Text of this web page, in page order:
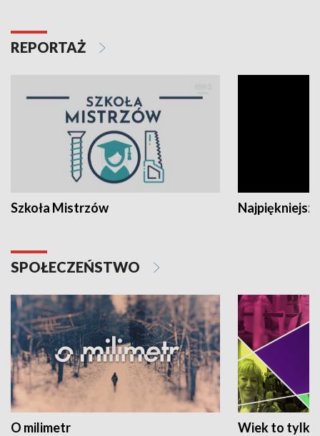
REPORTAŻ
Szkoła Mistrzów
SPOŁECZEŃSTWO
O milimetr Wiek to tylko